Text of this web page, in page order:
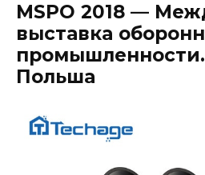
MSPO 2018 —
выставка
Польша